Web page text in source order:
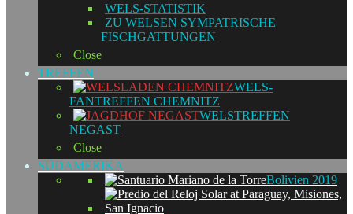
WELS-STATISTIK
ZU WELSEN SYMPATRISCHE
FISCHGATTUNGEN
Close
TREFFEN
WELS-
FANTREFFEN CHEMNITZ
WELSTREFFEN
NEGAST
Close
SÜDAMERIKA
Bolivien 2019